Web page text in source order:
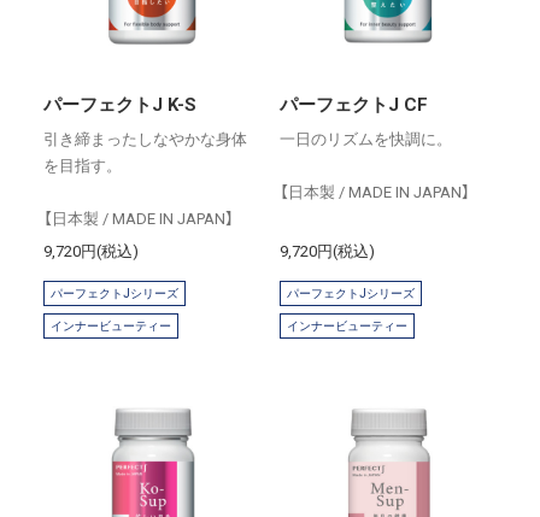
パーフェクトJ K-S
引き締まったしなやかな身体
を目指す。
【日本製 / MADE IN JAPAN】
9,720円(税込)
パーフェクトJシリーズ
インナービューティー
パーフェクトJ CF
一日のリズムを快調に。
【日本製 / MADE IN JAPAN】
9,720円(税込)
パーフェクトJシリーズ
インナービューティー